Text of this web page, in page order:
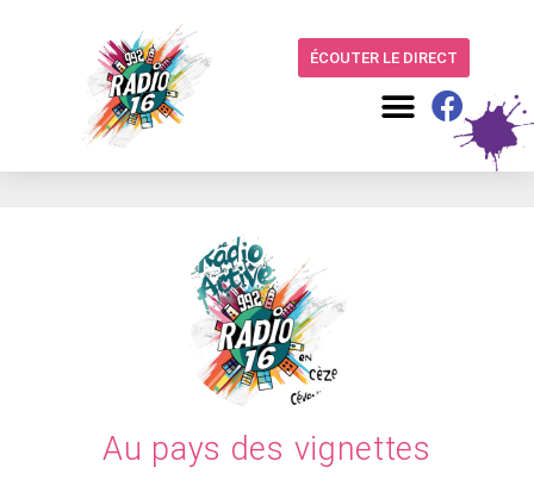
ÉCOUTER LE DIRECT
Au pays des vignettes